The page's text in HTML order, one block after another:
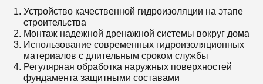
Устройство качественной гидроизоляции на этапе
строительства
Монтаж надежной дренажной системы вокруг дома
Использование современных гидроизоляционных
материалов с длительным сроком службы
Регулярная обработка наружных поверхностей
фундамента защитными составами